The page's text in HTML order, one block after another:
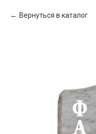
Вернуться в каталог